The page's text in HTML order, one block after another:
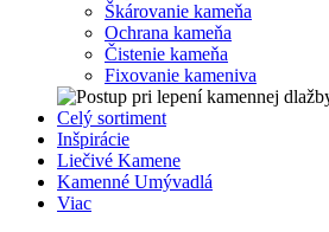
Škárovanie kameňa
Ochrana kameňa
Čistenie kameňa
Fixovanie kameniva
Celý sortiment
Inšpirácie
Liečivé Kamene
Kamenné Umývadlá
Viac